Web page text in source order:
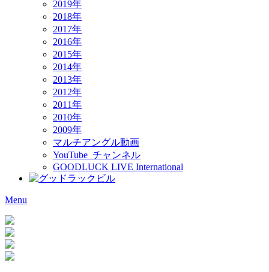
2019年
2018年
2017年
2016年
2015年
2014年
2013年
2012年
2011年
2010年
2009年
マルチアングル動画
YouTube チャンネル
GOODLUCK LIVE International
Menu